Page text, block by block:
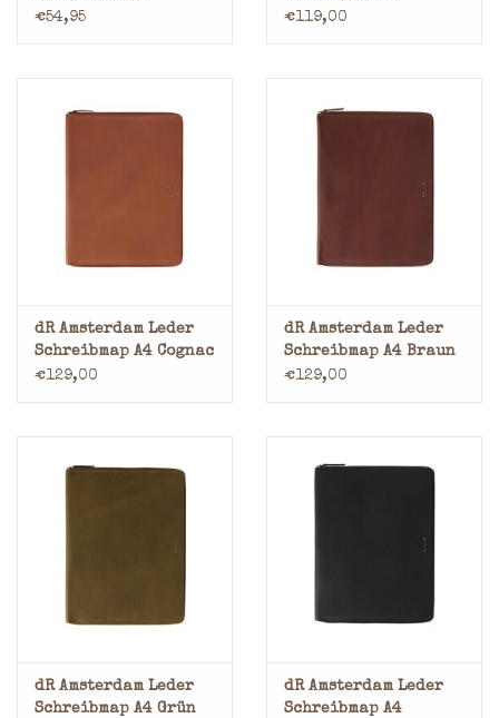
Vintage
€54,95
Schreibmappe
€119,00
dR Amsterdam Leder
Schreibmap A4 Cognac
€129,00
dR Amsterdam Leder
Schreibmap A4 Braun
€129,00
dR Amsterdam Leder
Schreibmap A4 Grün
dR Amsterdam Leder
Schreibmap A4